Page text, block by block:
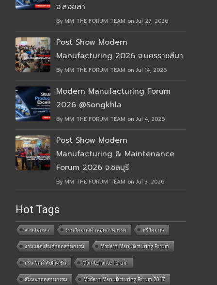
จ.สงขลา
By MM THE FORUM TEAM on Jul 27, 2026
Post Show Modern
Manufacturing 2026 จ.นครราชสีมา
By MM THE FORUM TEAM on Jul 14, 2026
Modern Manufacturing Forum
2026 @Songkhla
By MM THE FORUM TEAM on Jul 4, 2026
Post Show Modern
Manufacturing & Maintenance
Forum 2026 จ.ชลบุรี
By MM THE FORUM TEAM on Jul 3, 2026
Hot Tags
งานสัมมนา งานสัมมนาด้านอุตสาหกรรม ฟรีสัมมนา
งานแสดงสินค้าอุตสาหกรรม Modern Manufacturing Forum
กรีนเวิลด์ พับลิเคชั่น Maintenance Forum
สัมมนาอุตสาหกรรม Modern Manufacturing Forum 2017